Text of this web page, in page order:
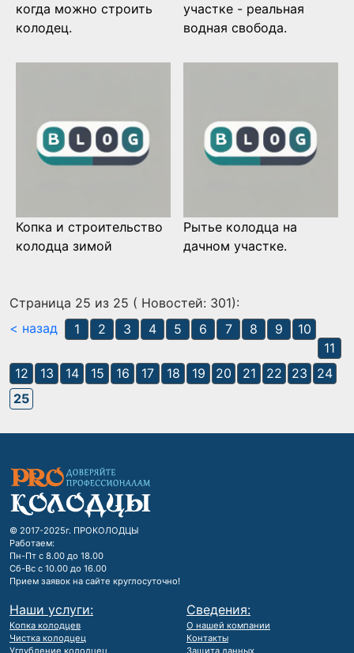
когда можно строить
колодец.
участке - реальная
водная свобода.
Копка и строительство
колодца зимой
Рытье колодца на
дачном участке.
Страница 25 из 25 ( Новостей: 301):
< назад
1 2 3 4 5 6 7 8 9
10
11
12
13 14 15 16 17 18 19 20 21 22 23
24
25
© 2017-2025г. ПРОКОЛОДЦЫ
Работаем:
Пн-Пт с 8.00 до 18.00
Сб-Вс с 10.00 до 16.00
Прием заявок на сайте круглосуточно!
Наши услуги:
Копка колодцев
Чистка колодцец
Углубление колодцец
Сведения:
О нашей компании
Контакты
Защита данных